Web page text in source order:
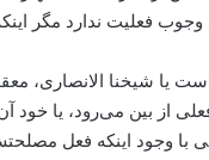
وجوب فعلیت ندارد مگر
یا شیخنا الانصاری،
فعلی از بین می‌‌رود، یا
با وجود اینکه فعل